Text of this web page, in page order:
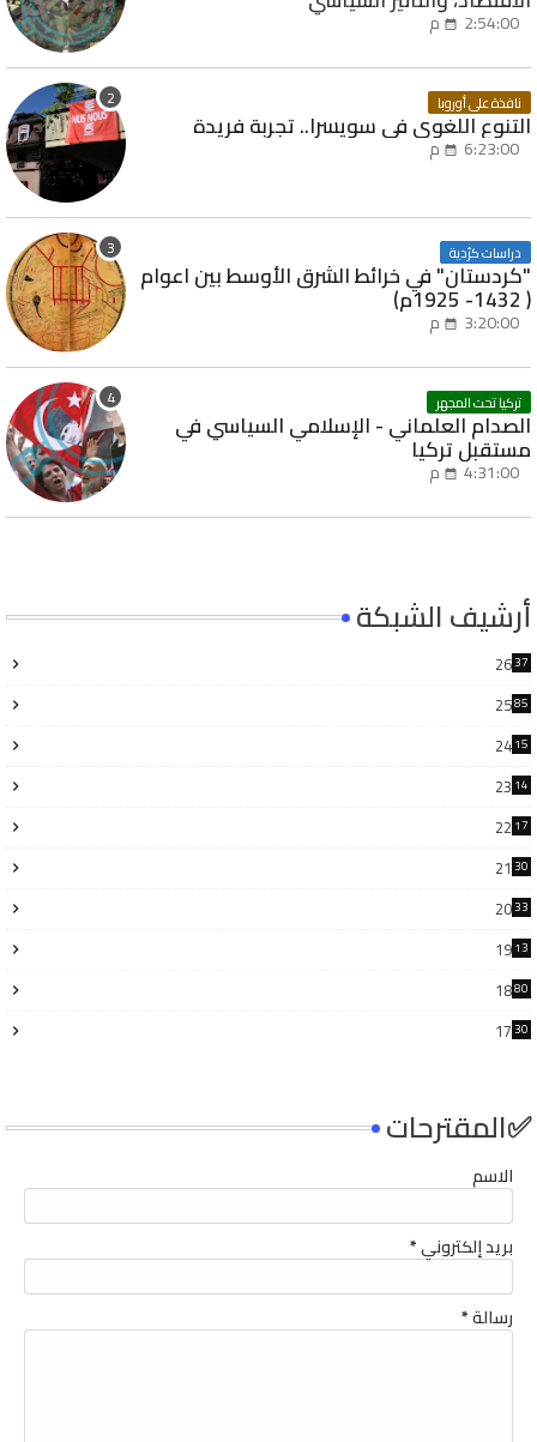
2:54:00 م
نافذة على أوروبا
التنوع اللغوي في سويسرا.. تجربة فريدة
6:23:00 م
دراسات كرُدية
"كردستان" في خرائط الشرق الأوسط بين اعوام
( 1432- 1925م)
3:20:00 م
تركيا تحت المجهر
الصدام العلماني - الإسلامي السياسي في
مستقبل تركيا
4:31:00 م
أرشيف الشبكة
2637
2585
2415
6
23 14
6
2217
3
21 30
6
2033
8
1913
7
1880
1730
4
✅المقترحات
الاسم
بريد إلكتروني*
رسالة*